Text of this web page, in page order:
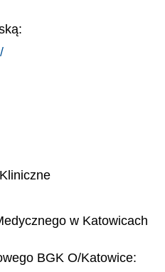
w Katowicach
BGK O/Katowice: